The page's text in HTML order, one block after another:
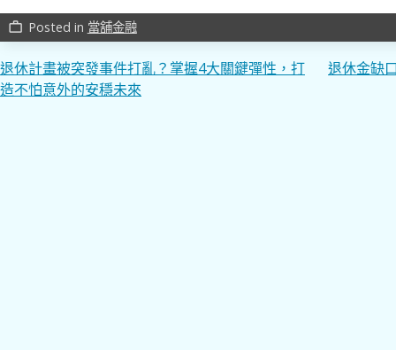
work_outline Posted in 當舖金融
文
章
退休計畫被突發事件打亂？掌握4大關鍵彈性，打
造不怕意外的安穩未來
退休金缺